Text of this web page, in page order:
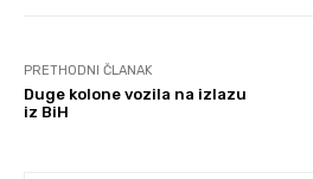
PRETHODNI ČLANAK
Duge kolone vozila na izlazu
iz BiH